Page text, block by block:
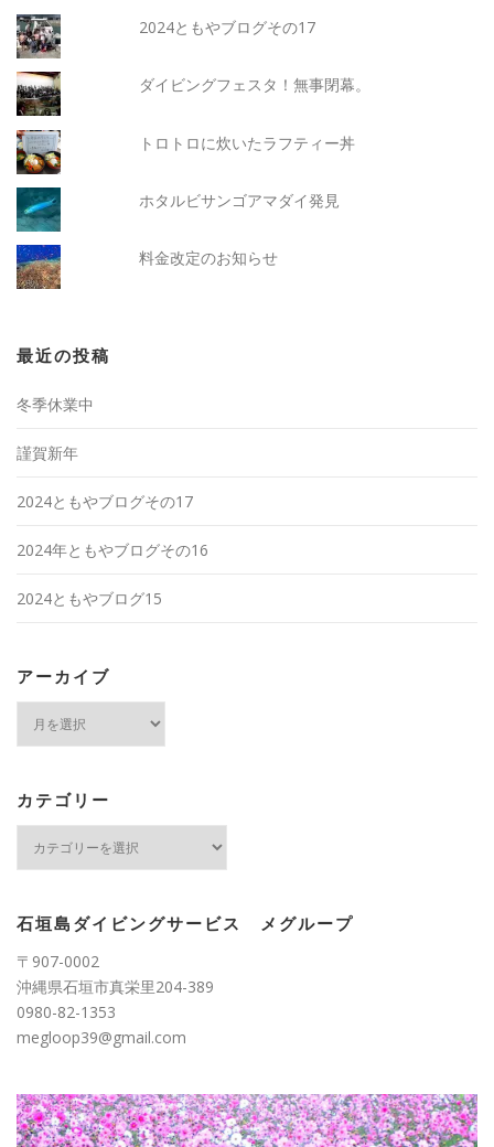
2024ともやブログその17
ダイビングフェスタ！無事閉幕。
トロトロに炊いたラフティー丼
ホタルビサンゴアマダイ発見
料金改定のお知らせ
最近の投稿
冬季休業中
謹賀新年
2024ともやブログその17
2024年ともやブログその16
2024ともやブログ15
アーカイブ
ブ
カテゴリー
ー
石垣島ダイビングサービス メグループ
〒907-0002
沖縄県石垣市真栄里204-389
0980-82-1353
megloop39@gmail.com